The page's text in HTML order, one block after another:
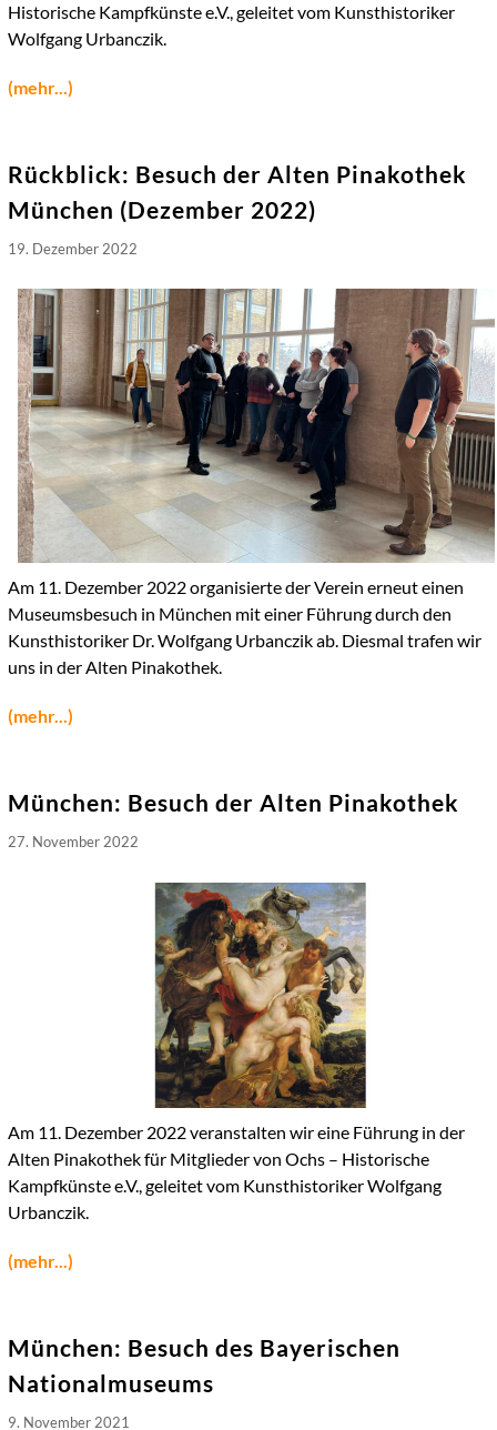
Historische Kampfkünste e.V., geleitet vom Kunsthistoriker
Wolfgang Urbanczik.
(mehr...)
Rückblick: Besuch der Alten Pinakothek
München (Dezember 2022)
19. Dezember 2022
Am 11. Dezember 2022 organisierte der Verein erneut einen
Museumsbesuch in München mit einer Führung durch den
Kunsthistoriker Dr. Wolfgang Urbanczik ab. Diesmal trafen wir
uns in der Alten Pinakothek.
(mehr...)
München: Besuch der Alten Pinakothek
27. November 2022
Am 11. Dezember 2022 veranstalten wir eine Führung in der
Alten Pinakothek für Mitglieder von Ochs – Historische
Kampfkünste e.V., geleitet vom Kunsthistoriker Wolfgang
Urbanczik.
(mehr...)
München: Besuch des Bayerischen
Nationalmuseums
9. November 2021